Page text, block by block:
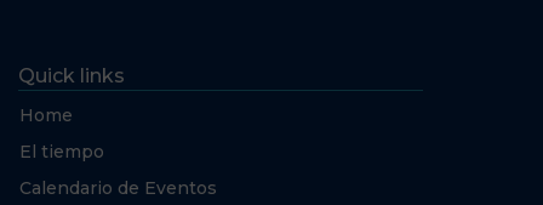
Quick links
Home
El tiempo
Calendario de Eventos